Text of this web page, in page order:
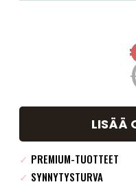
LISÄÄ
✓ PREMIUM-TUOTTEET
✓ SYNNYTYSTURVA